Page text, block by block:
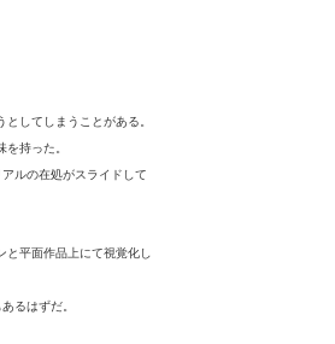
してしまうことがある。
持った。
ルの在処がスライドして
平面作品上にて視覚化し
るはずだ。